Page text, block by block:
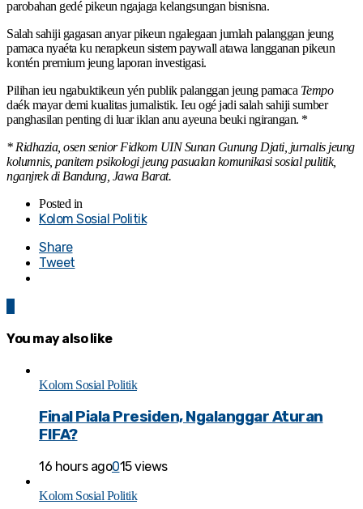
parobahan gedé pikeun ngajaga kelangsungan bisnisna.
Salah sahiji gagasan anyar pikeun ngalegaan jumlah palanggan jeung
pamaca nyaéta ku nerapkeun sistem paywall atawa langganan pikeun
kontén premium jeung laporan investigasi.
Pilihan ieu ngabuktikeun yén publik palanggan jeung pamaca Tempo
daék mayar demi kualitas jurnalistik. Ieu ogé jadi salah sahiji sumber
panghasilan penting di luar iklan anu ayeuna beuki ngirangan. *
* Ridhazia, osen senior Fidkom UIN Sunan Gunung Djati, jurnalis jeung
kolumnis, panitem psikologi jeung pasualan komunikasi sosial pulitik,
nganjrek di Bandung, Jawa Barat.
Posted in
Kolom Sosial Politik
Share
Tweet
You may also like
Kolom Sosial Politik
Final Piala Presiden, Ngalanggar Aturan
FIFA?
16 hours ago015 views
Kolom Sosial Politik